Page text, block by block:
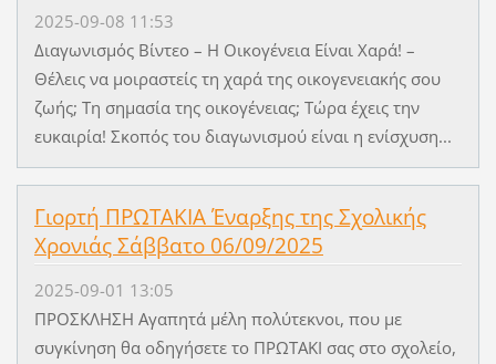
2025-09-08 11:53
Διαγωνισμός Βίντεο – Η Οικογένεια Είναι Χαρά! –
Θέλεις να μοιραστείς τη χαρά της οικογενειακής σου
ζωής; Τη σημασία της οικογένειας; Τώρα έχεις την
ευκαιρία! Σκοπός του διαγωνισμού είναι η ενίσχυση...
Γιορτή ΠΡΩΤΑΚΙΑ Έναρξης της Σχολικής
Χρονιάς Σάββατο 06/09/2025
2025-09-01 13:05
ΠΡΟΣΚΛΗΣΗ Αγαπητά μέλη πολύτεκνοι, που με
συγκίνηση θα οδηγήσετε το ΠΡΩΤΑΚΙ σας στο σχολείο,